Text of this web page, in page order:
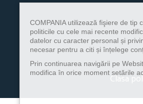
Clasa
COMPANIA utilizează fişiere de
politicile cu cele mai recente
datelor cu caracter personal și
necesar pentru a citi și înțelege
Prin continuarea navigării pe
modifica în orice moment setările